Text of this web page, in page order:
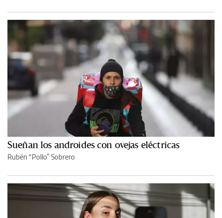
Sueñan los androides con ovejas eléctricas
Rubén “Pollo” Sobrero